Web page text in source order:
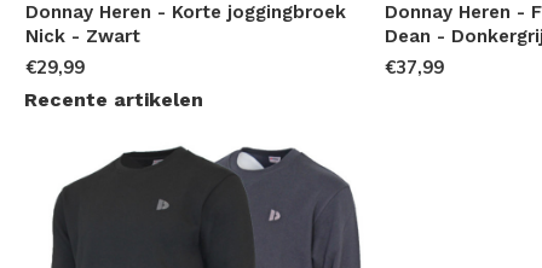
Donnay Heren - Korte joggingbroek
Nick - Zwart
€29,99
Donnay Heren -
Dean -
€37,99
Recente artikelen